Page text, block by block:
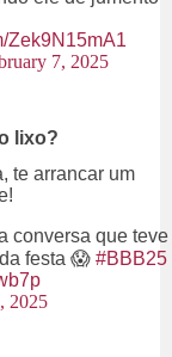
Zek9N15mA1
7, 2025
lixo?
te arrancar um
conversa que teve
festa 😱 #BBB25
2025